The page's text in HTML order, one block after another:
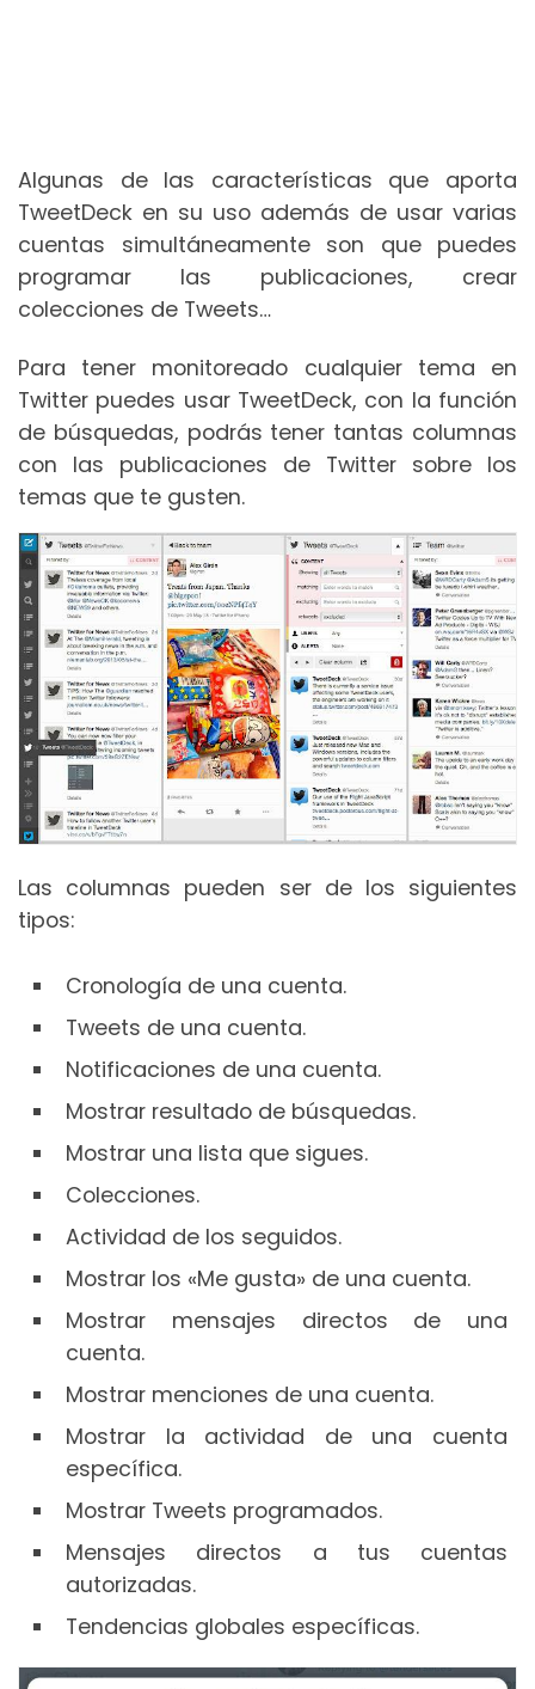
Algunas de las características que aporta
TweetDeck en su uso además de usar varias
cuentas simultáneamente son que puedes
programar las publicaciones, crear
colecciones de Tweets…
Para tener monitoreado cualquier tema en
Twitter puedes usar TweetDeck, con la función
de búsquedas, podrás tener tantas columnas
con las publicaciones de Twitter sobre los
temas que te gusten.
Las columnas pueden ser de los siguientes
tipos:
Cronología de una cuenta.
Tweets de una cuenta.
Notificaciones de una cuenta.
Mostrar resultado de búsquedas.
Mostrar una lista que sigues.
Colecciones.
Actividad de los seguidos.
Mostrar los «Me gusta» de una cuenta.
Mostrar mensajes directos de una
cuenta.
Mostrar menciones de una cuenta.
Mostrar la actividad de una cuenta
específica.
Mostrar Tweets programados.
Mensajes directos a tus cuentas
autorizadas.
Tendencias globales específicas.